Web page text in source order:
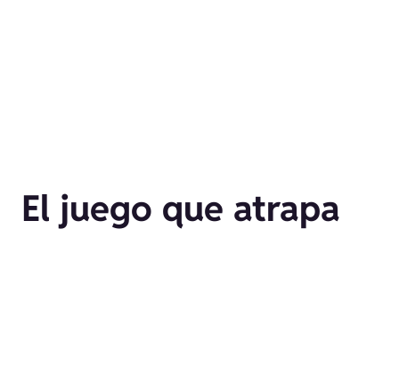
El juego que atrapa